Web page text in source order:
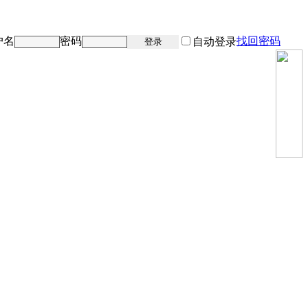
名 密码 登录 自动登录找回密码